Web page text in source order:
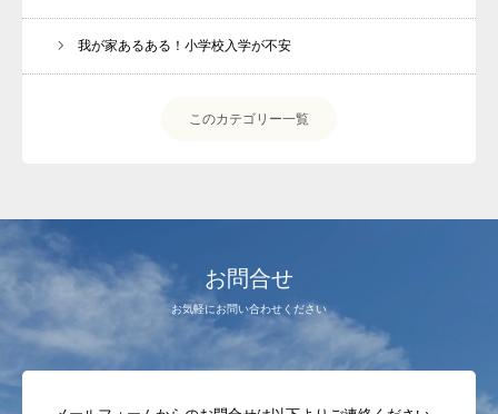
我が家あるある！小学校入学が不安
このカテゴリー一覧
お問合せ
お気軽にお問い合わせください